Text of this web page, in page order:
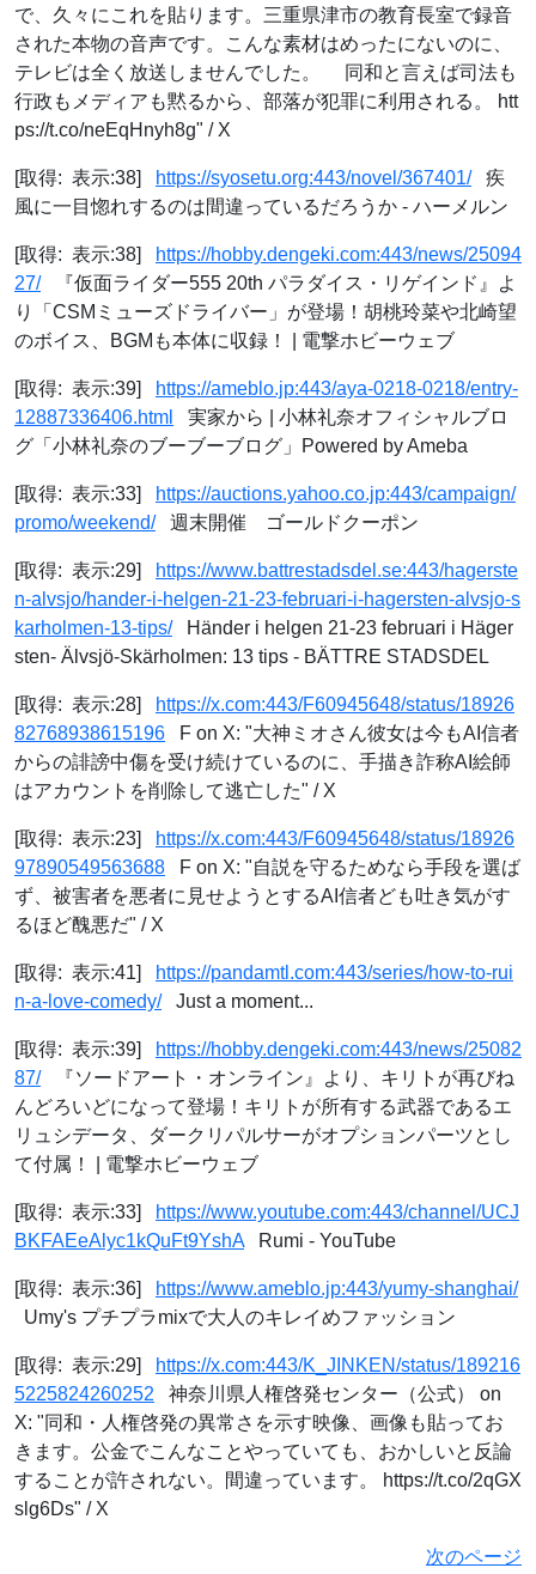
で、久々にこれを貼ります。三重県津市の教育長室で録音
された本物の音声です。こんな素材はめったにないのに、
テレビは全く放送しませんでした。 同和と言えば司法も
行政もメディアも黙るから、部落が犯罪に利用される。 htt
ps://t.co/neEqHnyh8g" / X
[取得: 表示:38] https://syosetu.org:443/novel/367401/疾
風に一目惚れするのは間違っているだろうか - ハーメルン
[取得: 表示:38]
https://hobby.dengeki.com:443/news/25094
27/『仮面ライダー555 20th パラダイス・リゲインド』よ
り「CSMミューズドライバー」が登場！胡桃玲菜や北崎望
のボイス、BGMも本体に収録！ | 電撃ホビーウェブ
[取得: 表示:39]
https://ameblo.jp:443/aya-0218-0218/entry-
12887336406.html
実家から | 小林礼奈オフィシャルブロ
グ「小林礼奈のブーブーブログ」Powered by Ameba
[取得: 表示:33]
https://auctions.yahoo.co.jp:443/campaign/
promo/weekend/週末開催 ゴールドクーポン
[取得: 表示:29]
https://www.battrestadsdel.se:443/hagerste
n-alvsjo/hander-i-helgen-21-23-februari-i-hagersten-alvsjo-s
karholmen-13-tips/Händer i helgen 21-23 februari i Häger
sten- Älvsjö-Skärholmen: 13 tips - BÄTTRE STADSDEL
[取得: 表示:28]
https://x.com:443/F60945648/status/18926
82768938615196 F on X: "大神ミオさん彼女は今もAI信者
からの誹謗中傷を受け続けているのに、手描き詐称AI絵師
はアカウントを削除して逃亡した" / X
[取得: 表示:23]
https://x.com:443/F60945648/status/18926
97890549563688 F on X: "自説を守るためなら手段を選ば
ず、被害者を悪者に見せようとするAI信者ども吐き気がす
るほど醜悪だ" / X
[取得: 表示:41]
https://pandamtl.com:443/series/how-to-rui
n-a-love-comedy/Just a moment...
[取得: 表示:39]
https://hobby.dengeki.com:443/news/25082
87/『ソードアート・オンライン』より、キリトが再びね
んどろいどになって登場！キリトが所有する武器であるエ
リュシデータ、ダークリパルサーがオプションパーツとし
て付属！ | 電撃ホビーウェブ
[取得: 表示:33]
https://www.youtube.com:443/channel/UCJ
BKFAEeAlyc1kQuFt9YshARumi - YouTube
[取得: 表示:36]
https://www.ameblo.jp:443/yumy-shanghai/
Umy's プチプラmixで大人のキレイめファッション
[取得: 表示:29]
https://x.com:443/K_JINKEN/status/189216
5225824260252 神奈川県人権啓発センター（公式） on
X: "同和・人権啓発の異常さを示す映像、画像も貼ってお
きます。公金でこんなことやっていても、おかしいと反論
することが許されない。間違っています。 https://t.co/2qGX
slg6Ds" / X
次のページ